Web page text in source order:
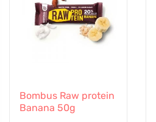
Bombus Raw protein
Banana 50g